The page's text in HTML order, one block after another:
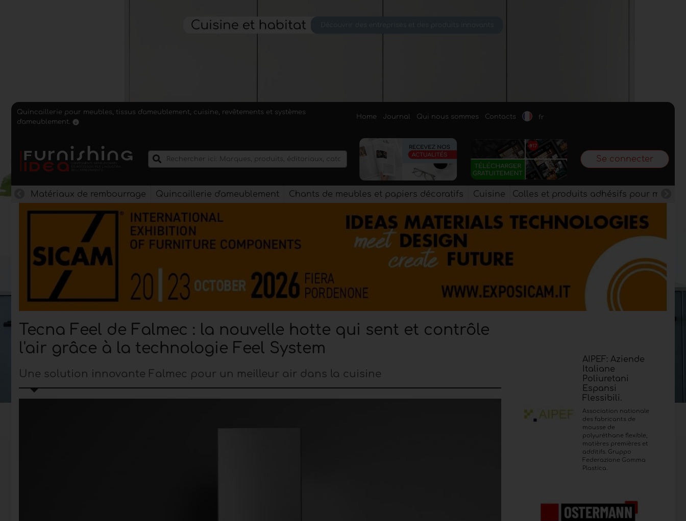
Quincaillerie pour meubles, tissus d'ameublement, cuisine, revêtements et systèmes
d'ameublement.
Home Journal Qui nous sommes Contacts fr
Se connecter
Matériaux de rembourrage Quincaillerie d'ameublement Chants de meubles et papiers décoratifs Cuisine Colles et produits adhésifs pour
Tecna Feel de Falmec : la nouvelle hotte qui sent et contrôle
l'air grâce à la technologie Feel System
Une solution innovante Falmec pour un meilleur air dans la cuisine
AIPEF: Aziende
Italiane
Poliuretani
Espansi
Flessibili.
Association nationale
des fabricants de
mousse de
polyuréthane flexible,
matières premières et
additifs. Gruppo
Federazione Gomma
Plastica.